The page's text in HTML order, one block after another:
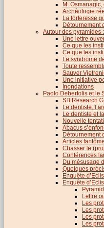
M.
Archéologie
La forteresse
Détournement
Autour des pyramides
Une lettre
Ce que les
Ce que les
Le syndrome
Toute
Sauver
Une initiative
Inondations
Paolo Debertolis et le
SB Research
Le dentiste,
Le dentiste et
Nouvelle
Abacus
Détournement
Articles
Chasser le
Conférences
Du mésusage
Quelques
Enquête
Enquête
Lettre
Les
Les
Les
Les